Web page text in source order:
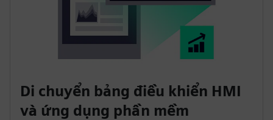
Di chuyển bảng điều khiển HMI
và ứng dụng phần mềm